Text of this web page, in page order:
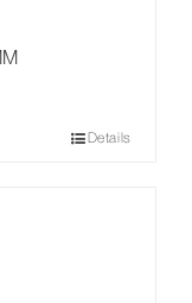
Details